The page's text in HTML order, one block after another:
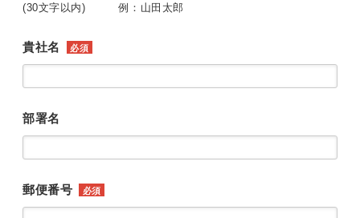
(30文字以内) 例：山田太郎
貴社名 必須
部署名
郵便番号 必須